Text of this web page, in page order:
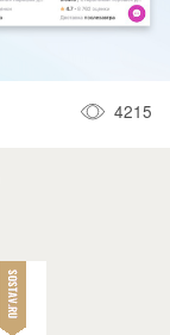
4215